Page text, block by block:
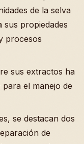
de la selva
sus propiedades
procesos
sus extractos ha
el manejo de
se destacan dos
de